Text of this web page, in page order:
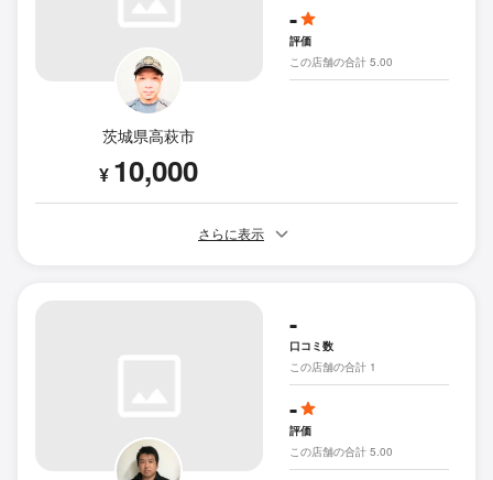
茨城県高萩市
¥ 10,000
-
評価
この店舗の合計 5.00
さらに表示
-
口コミ数
この店舗の合計 1
-
評価
この店舗の合計 5.00